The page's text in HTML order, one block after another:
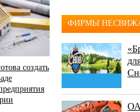
создать
ФИРМЫ